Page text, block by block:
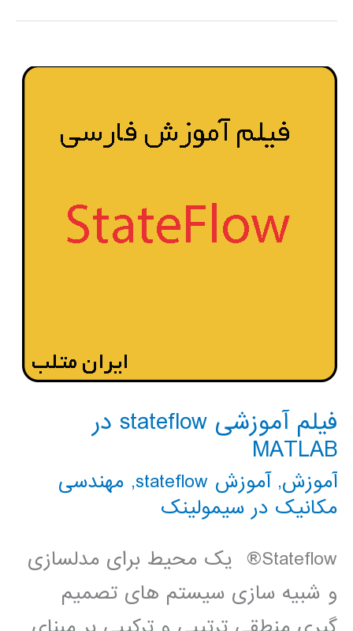
فیلم آموزشی stateflow در
MATLAB
آموزش,آموزش stateflow , مهندسی
مکانیک در سیمولینک
Stateflow® یک محیط برای مدلسازی
و شبیه سازی سیستم های تصمیم